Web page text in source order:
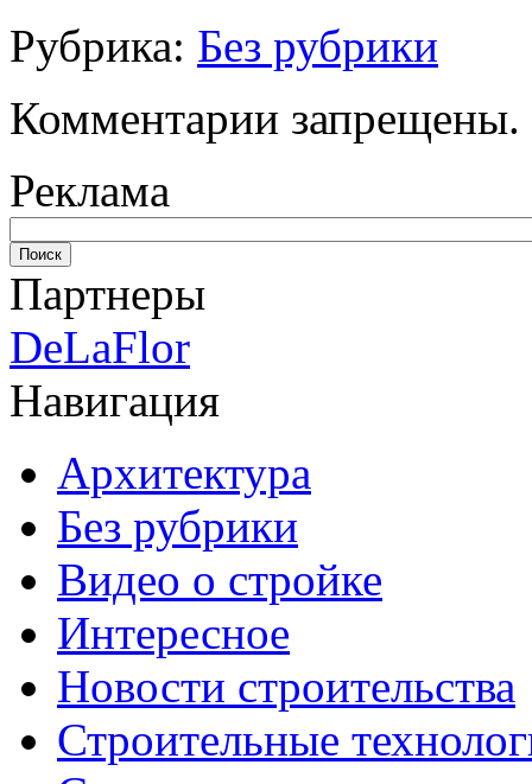
Рубрика: Без рубрики
Комментарии запрещены.
Реклама
Партнеры
DeLaFlor
Навигация
Архитектура
Без рубрики
Видео о стройке
Интересное
Новости строительства
Строительные